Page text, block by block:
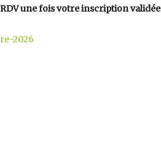
une fois votre inscription validée
2026